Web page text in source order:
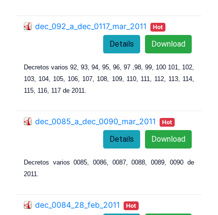
dec_092_a_dec_0117_mar_2011 Hot
Download
Details
Decretos varios 92, 93, 94, 95, 96, 97 ,98, 99, 100 101, 102,
103, 104, 105, 106, 107, 108, 109, 110, 111, 112, 113, 114,
115, 116, 117 de 2011.
dec_0085_a_dec_0090_mar_2011 Hot
Download
Details
Decretos varios 0085, 0086, 0087,0088, 0089,0090 de
2011.
dec_0084_28_feb_2011 Hot